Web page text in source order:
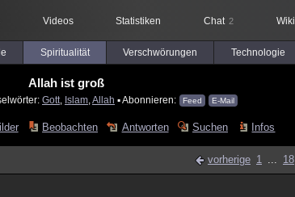
Videos Statistiken Chat 2 Wiki
Spiritualität Verschwörungen Technologie
Allah ist groß
Gott Islam Allah ▪ Abonnieren: Feed E-Mail
Beobachten Antworten Suchen Infos
vorherige 1 ... 18